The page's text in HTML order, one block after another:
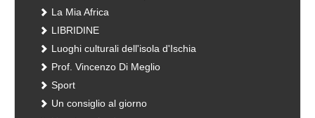
La Mia Africa
LIBRIDINE
Luoghi culturali dell'isola d'Ischia
Prof. Vincenzo Di Meglio
Sport
Un consiglio al giorno